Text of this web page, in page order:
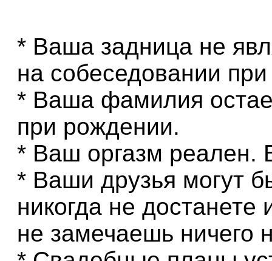
* Ваша задница не
на собеседовании
* Ваша фамилия
при рождении.
* Ваш оргазм реален.
* Ваши друзья могут
никогда не
не замечаешь ничего